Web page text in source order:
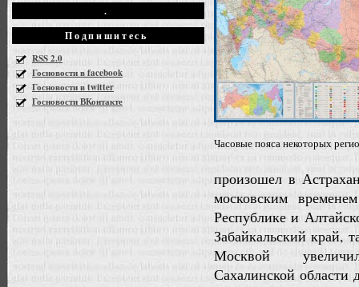
.
Подпишитесь
RSS 2.0
Госновости в facebook
Госновости в twitter
Госновости ВКонтакте
Часовые пояса некоторых
произошел в
московским
Республике и
Забайкальский край,
Москвой
Сахалинской области